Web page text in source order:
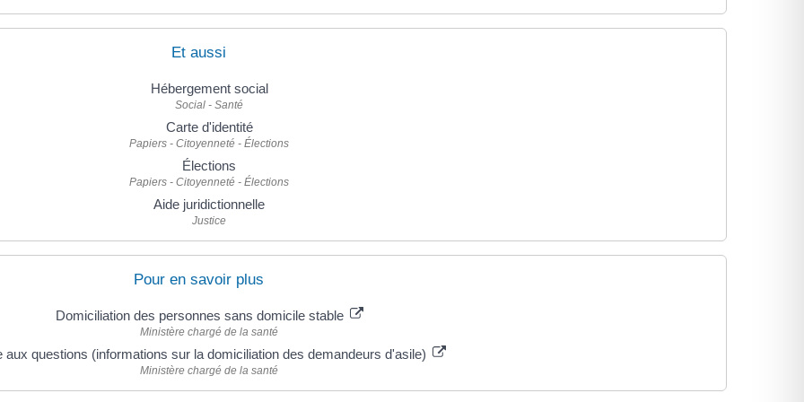
Et aussi
Hébergement social
Social - Santé
Carte d'identité
Papiers - Citoyenneté - Élections
Élections
Papiers - Citoyenneté - Élections
Aide juridictionnelle
Justice
Pour en savoir plus
Domiciliation des personnes sans domicile stable
Ministère chargé de la santé
aux questions (informations sur la domiciliation des demandeurs d'asile)
Ministère chargé de la santé